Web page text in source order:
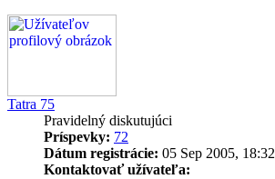
Tatra 75
Pravidelný diskutujúci
Príspevky: 72
Dátum registrácie: 05 Sep 2005, 18:32
Kontaktovať užívateľa: